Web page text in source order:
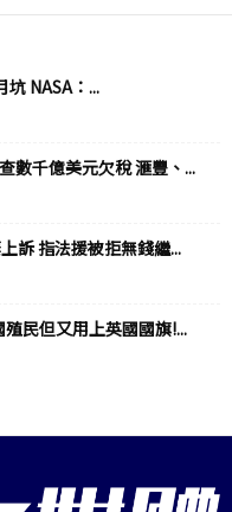
NASA：...
數千億美元欠稅 滙豐、...
訴 指法援被拒無錢繼...
民但又用上英國國旗!...